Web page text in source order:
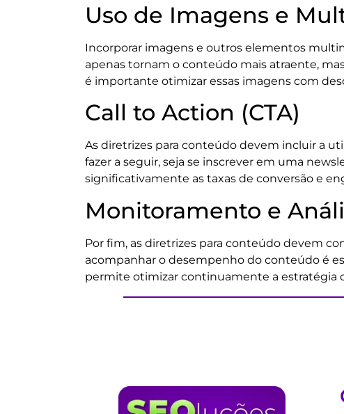
Uso de Imagens e
Incorporar imagens e outros elementos
apenas tornam o conteúdo mais atraente,
é importante otimizar essas imagens com
Call to Action (CTA)
As diretrizes para conteúdo devem incluir a
fazer a seguir, seja se inscrever em uma
significativamente as taxas de conversão e
Monitoramento e
Por fim, as diretrizes para conteúdo devem
acompanhar o desempenho do conteúdo é
permite otimizar continuamente a estratégia